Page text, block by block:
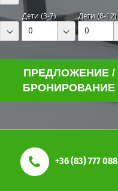
Дети (3-7)
0
Дети (8-12)
0
ПРЕДЛОЖЕНИЕ /
БРОНИРОВАНИЕ
+36 (83) 777 088